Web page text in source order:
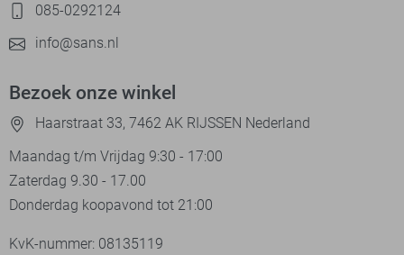
085-0292124
info@sans.nl
Bezoek onze winkel
Haarstraat 33, 7462 AK RIJSSEN Nederland
Maandag t/m Vrijdag 9:30 - 17:00
Zaterdag 9.30 - 17.00
Donderdag koopavond tot 21:00
KvK-nummer: 08135119